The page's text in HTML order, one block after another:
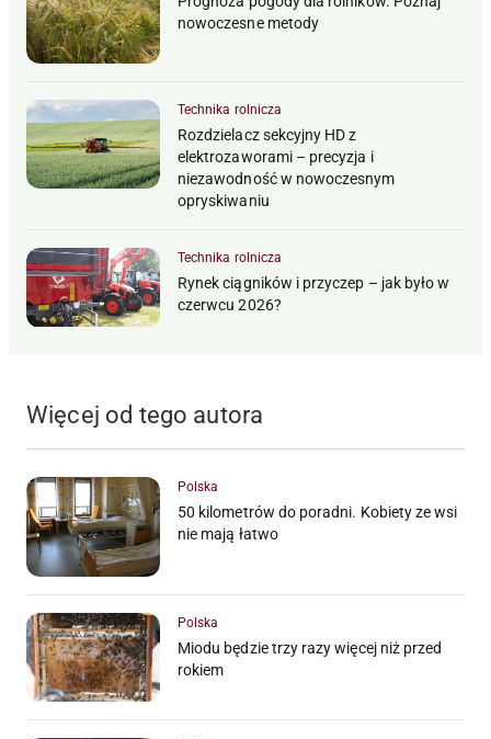
nowoczesne metody
Technika rolnicza
Rozdzielacz sekcyjny HD z
elektrozaworami – precyzja i
niezawodność w nowoczesnym
opryskiwaniu
Technika rolnicza
Rynek ciągników i przyczep – jak było w
czerwcu 2026?
Więcej od tego autora
Polska
50 kilometrów do poradni. Kobiety ze wsi
nie mają łatwo
Polska
Miodu będzie trzy razy więcej niż przed
rokiem